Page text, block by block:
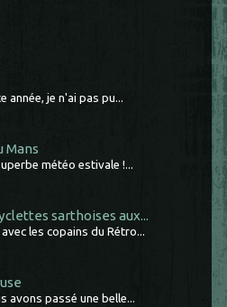
année, je n'ai pas pu...
Mans
météo estivale !...
sarthoises aux...
les copains du Rétro...
avons passé une belle...